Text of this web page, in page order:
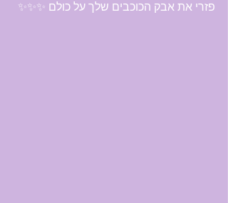
פזרי את אבק הכוכבים שלך על כולם ✨✨✨